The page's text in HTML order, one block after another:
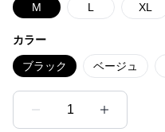
M L XL
カラー
ブラック ベージュ
1